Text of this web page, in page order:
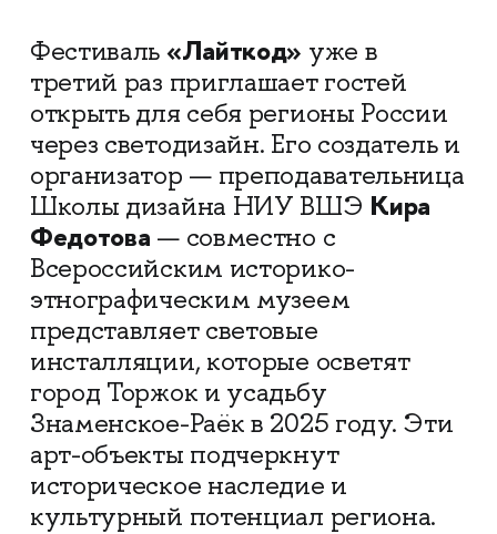
Фестиваль «Лайткод» уже в
третий раз приглашает гостей
открыть для себя регионы России
через светодизайн. Его создатель и
организатор — преподавательница
Школы дизайна НИУ ВШЭ Кира
Федотова — совместно с
Всероссийским историко-
этнографическим музеем
представляет световые
инсталляции, которые осветят
город Торжок и усадьбу
Знаменское-Раёк в 2025 году. Эти
арт-объекты подчеркнут
историческое наследие и
культурный потенциал региона.